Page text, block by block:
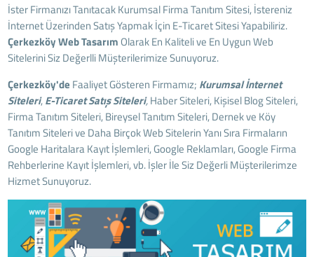
İster Firmanızı Tanıtacak Kurumsal Firma Tanıtım Sitesi, İstereniz
İnternet Üzerinden Satış Yapmak İçin E-Ticaret Sitesi Yapabiliriz.
ÇerkezköyWeb Tasarım Olarak En Kaliteli ve En Uygun Web
Sitelerini Siz Değerlli Müşterilerimize Sunuyoruz.
Çerkezköy'de Faaliyet Gösteren Firmamız; Kurumsal İnternet
Siteleri,E-Ticaret Satış Siteleri,Haber Siteleri, Kişisel Blog Siteleri,
Firma Tanıtım Siteleri, Bireysel Tanıtım Siteleri, Dernek ve Köy
Tanıtım Siteleri ve Daha Birçok Web Sitelerin Yanı Sıra Firmaların
Google Haritalara Kayıt İşlemleri, Google Reklamları, Google Firma
Rehberlerine Kayıt İşlemleri, vb. İşler İle Siz Değerli Müşterilerimze
Hizmet Sunuyoruz.